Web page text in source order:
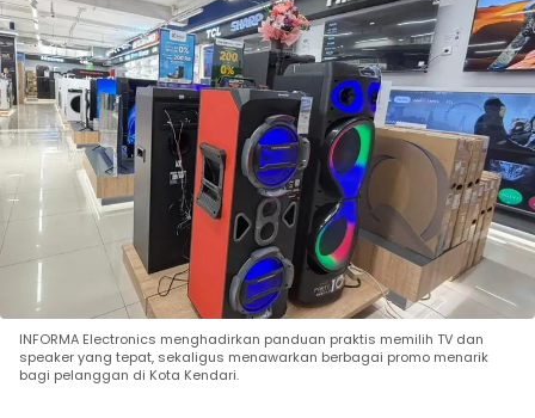
INFORMA Electronics menghadirkan panduan praktis memilih TV dan
speaker yang tepat, sekaligus menawarkan berbagai promo menarik
bagi pelanggan di Kota Kendari.